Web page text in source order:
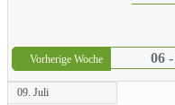
Vorherige Woche 06
09. Juli